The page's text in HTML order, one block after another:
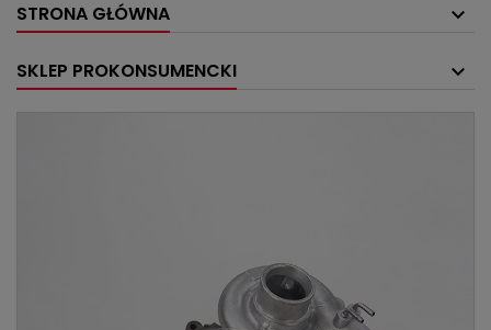
STRONA GŁÓWNA
SKLEP PROKONSUMENCKI